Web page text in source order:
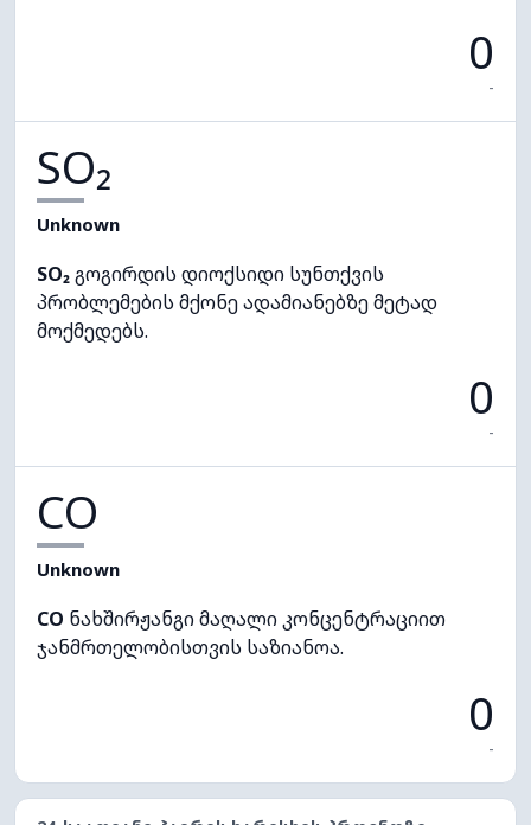
0
-
SO₂
Unknown
SO₂გოგირდის დიოქსიდი სუნთქვის
პრობლემების მქონე ადამიანებზე მეტად
მოქმედებს.
0
-
CO
Unknown
CO ნახშირჟანგი მაღალი კონცენტრაციით
ჯანმრთელობისთვის საზიანოა.
0
-